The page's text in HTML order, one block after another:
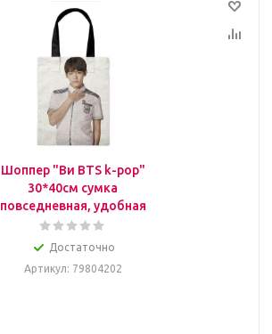
Шоппер "Ви BTS k-pop"
30*40см сумка
повседневная, удобная
Достаточно
Артикул: 79804202